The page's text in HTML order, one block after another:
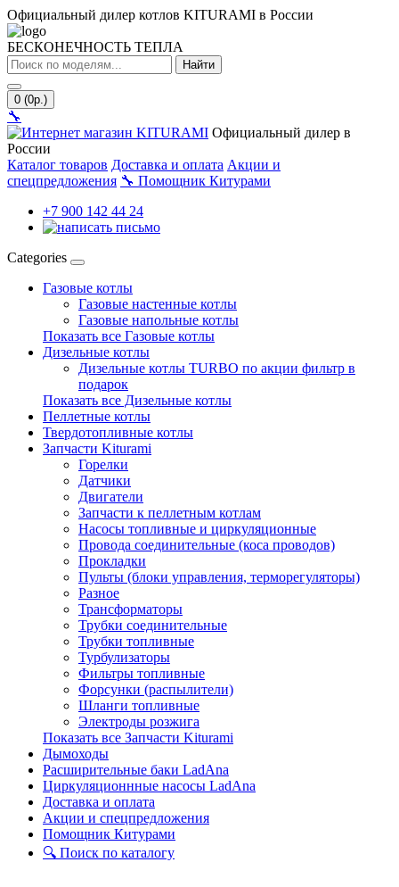
Официальный дилер котлов KITURAMI в России
БЕСКОНЕЧНОСТЬ ТЕПЛА
Найти
0 (0р.)
🔧
Официальный дилер в
России
Каталог товаров Доставка и оплата Акции и
спецпредложения 🔧 Помощник Китурами
+7 900 142 44 24
Categories
Газовые котлы
Газовые настенные котлы
Газовые напольные котлы
Показать все Газовые котлы
Дизельные котлы
Дизельные котлы TURBO по акции фильтр в
подарок
Показать все Дизельные котлы
Пеллетные котлы
Твердотопливные котлы
Запчасти Kiturami
Горелки
Датчики
Двигатели
Запчасти к пеллетным котлам
Насосы топливные и циркуляционные
Провода соединительные (коса проводов)
Прокладки
Пульты (блоки управления, терморегуляторы)
Разное
Трансформаторы
Трубки соединительные
Трубки топливные
Турбулизаторы
Фильтры топливные
Форсунки (распылители)
Шланги топливные
Электроды розжига
Показать все Запчасти Kiturami
Дымоходы
Расширительные баки LadAna
Циркуляционнные насосы LadAna
Доставка и оплата
Акции и спецпредложения
Помощник Китурами
🔍 Поиск по каталогу